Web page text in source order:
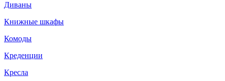
Диваны
Книжные шкафы
Комоды
Креденции
Кресла